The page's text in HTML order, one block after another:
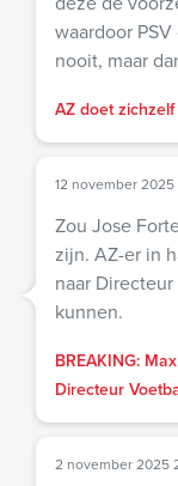
waardoor
nooit, maar
AZ doet
12 november 2025
Zou Jose
zijn. AZ-er in
naar
kunnen.
BREAKING:
Directeur
2 november 2025